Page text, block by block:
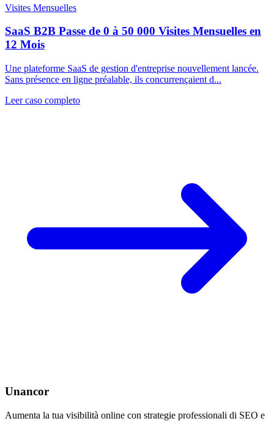
Visites Mensuelles
SaaS B2B Passe de 0 à 50 000 Visites Mensuelles en
12 Mois
Une plateforme SaaS de gestion d'entreprise nouvellement lancée.
Sans présence en ligne préalable, ils concurrençaient d...
Leer caso completo
Unancor
Aumenta la tua visibilità online con strategie professionali di SEO e